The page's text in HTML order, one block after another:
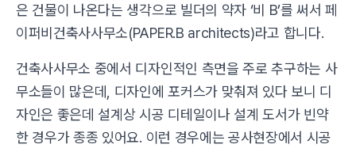
은 건물이 나온다는 생각으로 빌더의 약자 ‘비 B’를 써서 페
이퍼비건축사사무소(PAPER.B architects)라고 합니다.
건축사사무소 중에서 디자인적인 측면을 주로 추구하는 사
무소들이 많은데, 디자인에 포커스가 맞춰져 있다 보니 디
자인은 좋은데 설계상 시공 디테일이나 설계 도서가 빈약
한 경우가 종종 있어요. 이런 경우에는 공사현장에서 시공